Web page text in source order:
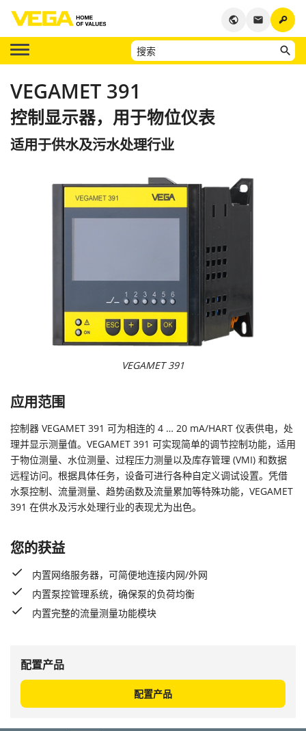
key
email
public
VEGAMET 391
控制显示器，用于物位仪表
适用于供水及污水处理行业
VEGAMET 391
应用范围
控制器 VEGAMET 391 可为相连的 4 … 20 mA/HART 仪表供电，处
理并显示测量值。VEGAMET 391 可实现简单的调节控制功能，适用
于物位测量、水位测量、过程压力测量以及库存管理 (VMI) 和数据
远程访问。根据具体任务，设备可进行各种自定义调试设置。凭借
水泵控制、流量测量、趋势函数及流量累加等特殊功能，VEGAMET
391 在供水及污水处理行业的表现尤为出色。
您的获益
内置网络服务器，可简便地连接内网/外网
内置泵控管理系统，确保泵的负荷均衡
内置完整的流量测量功能模块
配置产品
配置产品